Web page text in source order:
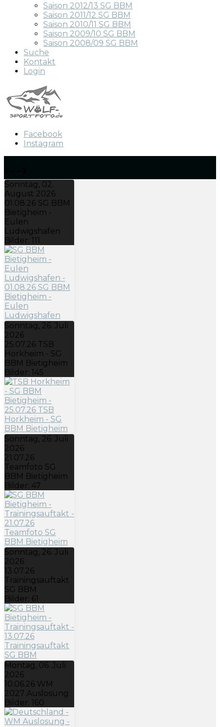
Saison 2012/13 SG BBM
Saison 2011/12 SG BBM
Saison 2010/11 SG BBM
Saison 2009/10 SG BBM
Saison 2008/09 SG BBM
Suche
Kontakt
Login
Facebook
Instagram
Sonntag, 02.
August 2026
01.08.26 SG BBM
Bietigheim -
Eulen
Ludwigshafen
Bilder: 111
Sonntag, 26. Juli
2026
25.07.26 TSB
Horkheim - SG
BBM Bietigheim
Bilder: 145
Sonntag, 26. Juli
2026
21.07.26
Teamfoto SG
BBM Bietigheim
Bilder: 47
Sonntag, 26. Juli
2026
13.07.26
Trainingsauftakt
SG BBM
Bilder: 61
Montag, 06. Juli
2026
10.06.26 WM
2027 Auslosung
Bilder: 160